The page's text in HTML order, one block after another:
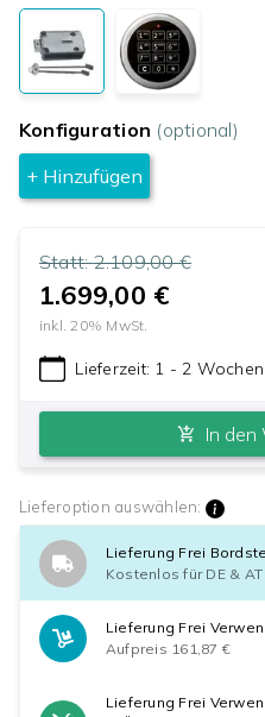
Konfiguration (optional)
+ Hinzufügen
Statt:2.109,00 €
1.699,00 €
inkl.20% MwSt.
Lieferzeit: 1 - 2 Wochen
In den
Lieferoption auswählen:
Lieferung Frei
Kostenlos für DE & AT
Lieferung Frei
Aufpreis 161,87 €
Lieferung Frei